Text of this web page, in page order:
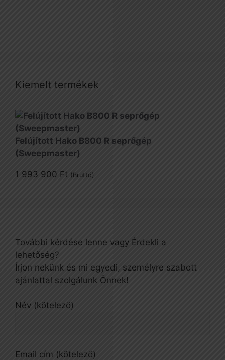
Kiemelt termékek
Felújított Hako B800 R seprőgép
(Sweepmaster)
1 993 900 Ft (Bruttó)
További kérdése lenne vagy Érdekli a
lehetőség?
Írjon nekünk és mi egyedi, személyre szabott
ajánlattal szolgálunk Önnek!
Név (kötelező)
Email cím (kötelező)